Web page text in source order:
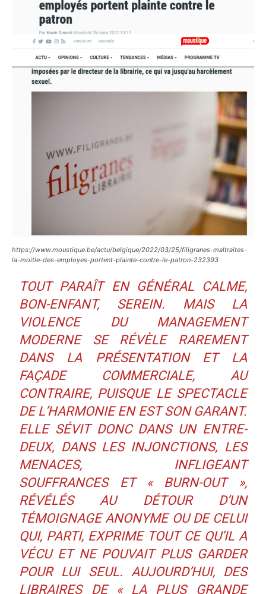
https://www.moustique.be/actu/belgique/2022/03/25/filigranes-maltraites-
la-moitie-des-employes-portent-plainte-contre-le-patron-232393
TOUT PARAÎT EN GÉNÉRAL CALME,
BON-ENFANT, SEREIN. MAIS LA
VIOLENCE DU MANAGEMENT
MODERNE SE RÉVÈLE RAREMENT
DANS LA PRÉSENTATION ET LA
FAÇADE COMMERCIALE, AU
CONTRAIRE, PUISQUE LE SPECTACLE
DE L’HARMONIE EN EST SON GARANT.
ELLE SÉVIT DONC DANS UN ENTRE-
DEUX, DANS LES INJONCTIONS, LES
MENACES, INFLIGEANT
SOUFFRANCES ET « BURN-OUT »,
RÉVÉLÉS AU DÉTOUR D’UN
TÉMOIGNAGE ANONYME OU DE CELUI
QUI, PARTI, EXPRIME TOUT CE QU’IL A
VÉCU ET NE POUVAIT PLUS GARDER
POUR LUI SEUL. AUJOURD’HUI, DES
LIBRAIRES DE « LA PLUS GRANDE